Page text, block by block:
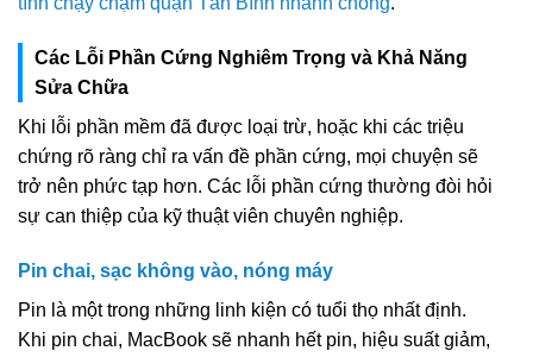
Các Lỗi Phần Cứng Nghiêm Trọng và Khả Năng
Sửa Chữa
Khi lỗi phần mềm đã được loại trừ, hoặc khi các triệu
chứng rõ ràng chỉ ra vấn đề phần cứng, mọi chuyện sẽ
trở nên phức tạp hơn. Các lỗi phần cứng thường đòi hỏi
sự can thiệp của kỹ thuật viên chuyên nghiệp.
Pin chai, sạc không vào, nóng máy
Pin là một trong những linh kiện có tuổi thọ nhất định.
Khi pin chai, MacBook sẽ nhanh hết pin, hiệu suất giảm,